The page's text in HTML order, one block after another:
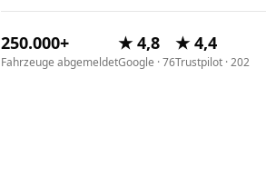
250.000+
Fahrzeuge abgemeldet
★ 4,8
Google · 76
★ 4,4
Trustpilot · 202